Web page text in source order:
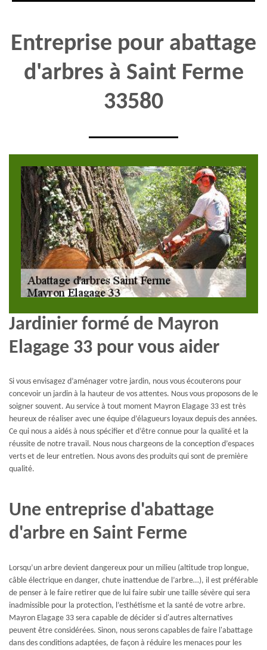
Entreprise pour abattage
d'arbres à Saint Ferme
33580
Jardinier formé de Mayron
Elagage 33 pour vous aider
Si vous envisagez d’aménager votre jardin, nous vous écouterons pour
concevoir un jardin à la hauteur de vos attentes. Nous vous proposons de le
soigner souvent. Au service à tout moment Mayron Elagage 33 est très
heureux de réaliser avec une équipe d’élagueurs loyaux depuis des années.
Ce qui nous a aidés à nous spécifier et d’être connue pour la qualité et la
réussite de notre travail. Nous nous chargeons de la conception d’espaces
verts et de leur entretien. Nous avons des produits qui sont de première
qualité.
Une entreprise d'abattage
d'arbre en Saint Ferme
Lorsqu’un arbre devient dangereux pour un milieu (altitude trop longue,
câble électrique en danger, chute inattendue de l’arbre…), il est préférable
de penser à le faire retirer que de lui faire subir une taille sévère qui sera
inadmissible pour la protection, l’esthétisme et la santé de votre arbre.
Mayron Elagage 33 sera capable de décider si d'autres alternatives
peuvent être considérées. Sinon, nous serons capables de faire l'abattage
dans des conditions adaptées, de façon à réduire les menaces pour les